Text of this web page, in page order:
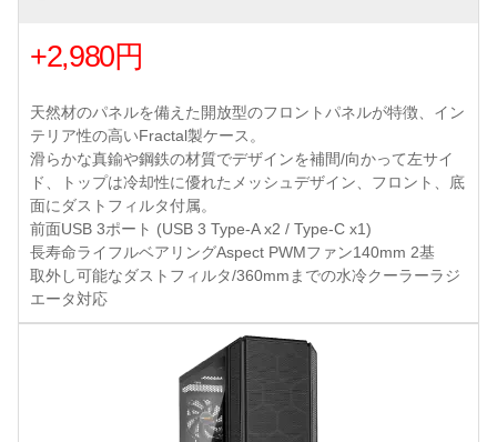
+2,980円
天然材のパネルを備えた開放型のフロントパネルが特徴、イン
テリア性の高いFractal製ケース。
滑らかな真鍮や鋼鉄の材質でデザインを補間/向かって左サイ
ド、トップは冷却性に優れたメッシュデザイン、フロント、底
面にダストフィルタ付属。
前面USB 3ポート (USB 3 Type-A x2 / Type-C x1)
長寿命ライフルベアリングAspect PWMファン140mm 2基
取外し可能なダストフィルタ/360mmまでの水冷クーラーラジ
エータ対応